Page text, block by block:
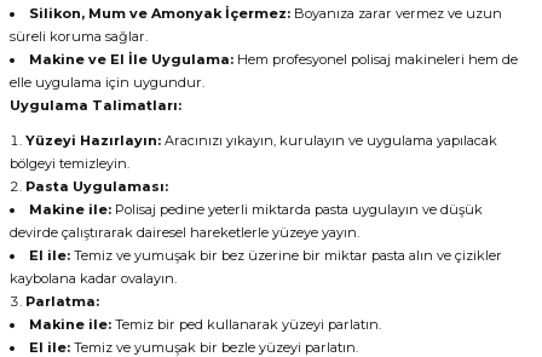
Silikon, Mum ve Amonyak İçermez: Boyanıza zarar vermez ve uzun
süreli koruma sağlar.
Makine ve El İle Uygulama: Hem profesyonel polisaj makineleri hem de
elle uygulama için uygundur.
Uygulama Talimatları:
Yüzeyi Hazırlayın: Aracınızı yıkayın, kurulayın ve uygulama yapılacak
bölgeyi temizleyin.
Pasta Uygulaması:
Makine ile: Polisaj pedine yeterli miktarda pasta uygulayın ve düşük
devirde çalıştırarak dairesel hareketlerle yüzeye yayın.
El ile: Temiz ve yumuşak bir bez üzerine bir miktar pasta alın ve çizikler
kaybolana kadar ovalayın.
Parlatma:
Makine ile: Temiz bir ped kullanarak yüzeyi parlatın.
El ile: Temiz ve yumuşak bir bezle yüzeyi parlatın.